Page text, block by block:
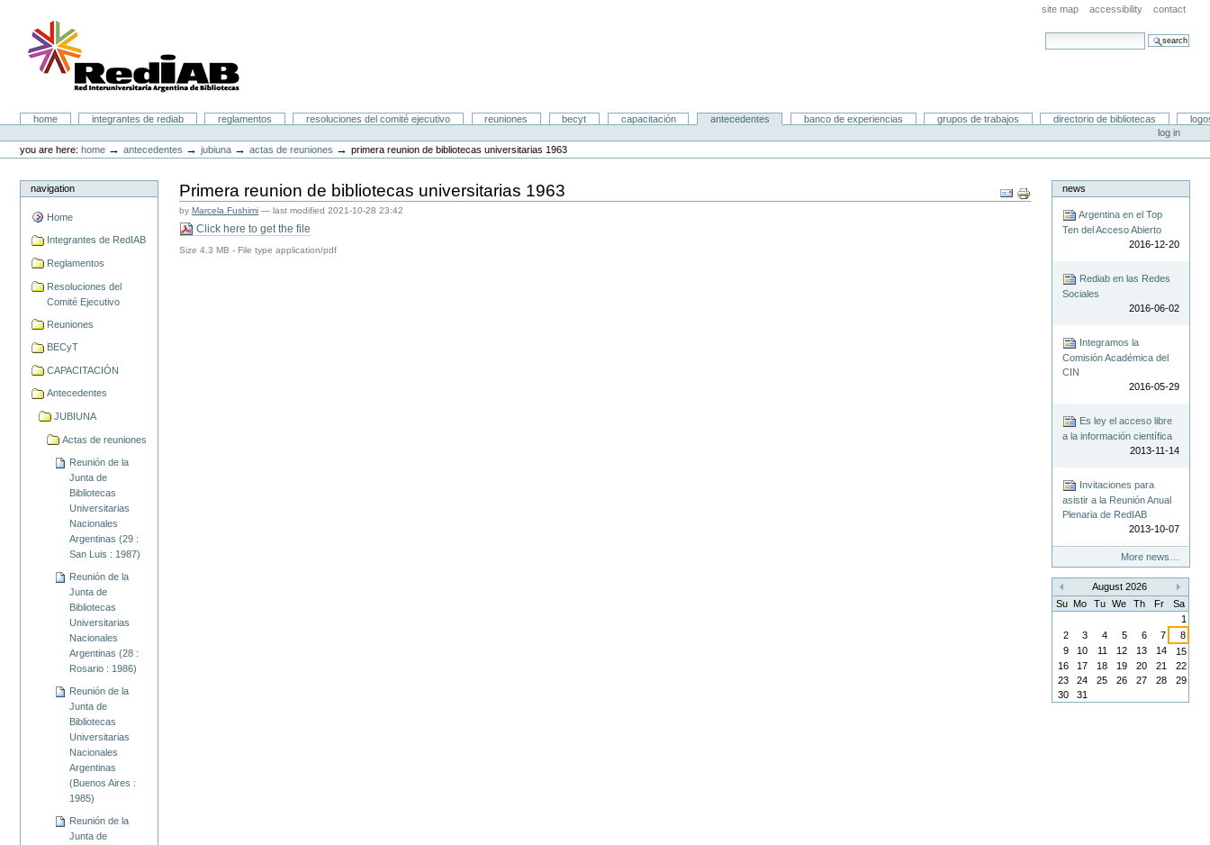
content.
site map accessibility contact
search site
Portal RedIAB
Sectionshome integrantes de rediab reglamentos resoluciones del comité ejecutivo reuniones becyt capacitación antecedentes banco de experiencias grupos de trabajos directorio de bibliotecas
tools
log in
you are here: home →antecedentes →jubiuna →actas de reuniones →primera reunion de bibliotecas universitarias 1963
navigation
Home
Integrantes de RedIAB
Reglamentos
Resoluciones del
Comité Ejecutivo
Reuniones
BECyT
CAPACITACIÓN
Antecedentes
JUBIUNA
Actas de reuniones
Reunión de la
Junta de
Bibliotecas
Universitarias
Nacionales
Argentinas (29 :
San Luis : 1987)
Reunión de la
Junta de
Bibliotecas
Universitarias
Nacionales
Argentinas (28 :
Rosario : 1986)
Reunión de la
Junta de
Bibliotecas
Universitarias
Nacionales
Argentinas
(Buenos Aires :
1985)
Reunión de la
Junta de
Document
Actions
Primera reunion de bibliotecas universitarias 1963
by Marcela Fushimi — last modified2021-10-28 23:42
Click here to get the file
Size4.3 MB -File typeapplication/pdf
news
Argentina en el Top
Ten del Acceso Abierto
2016-12-20
Rediab en las Redes
Sociales
2016-06-02
Integramos la
Comisión Académica del
CIN
2016-05-29
Es ley el acceso libre
a la información científica
2013-11-14
Invitaciones para
asistir a la Reunión Anual
Plenaria de RedIAB
2013-10-07
More news…
«
August 2026
»
Su Mo Tu We Th Fr
Sa
1
2
3 4 5 6 7
8
9
10 11 12 13 14
15
16
17 18 19 20 21
22
23
24 25 26 27 28
29
30
31